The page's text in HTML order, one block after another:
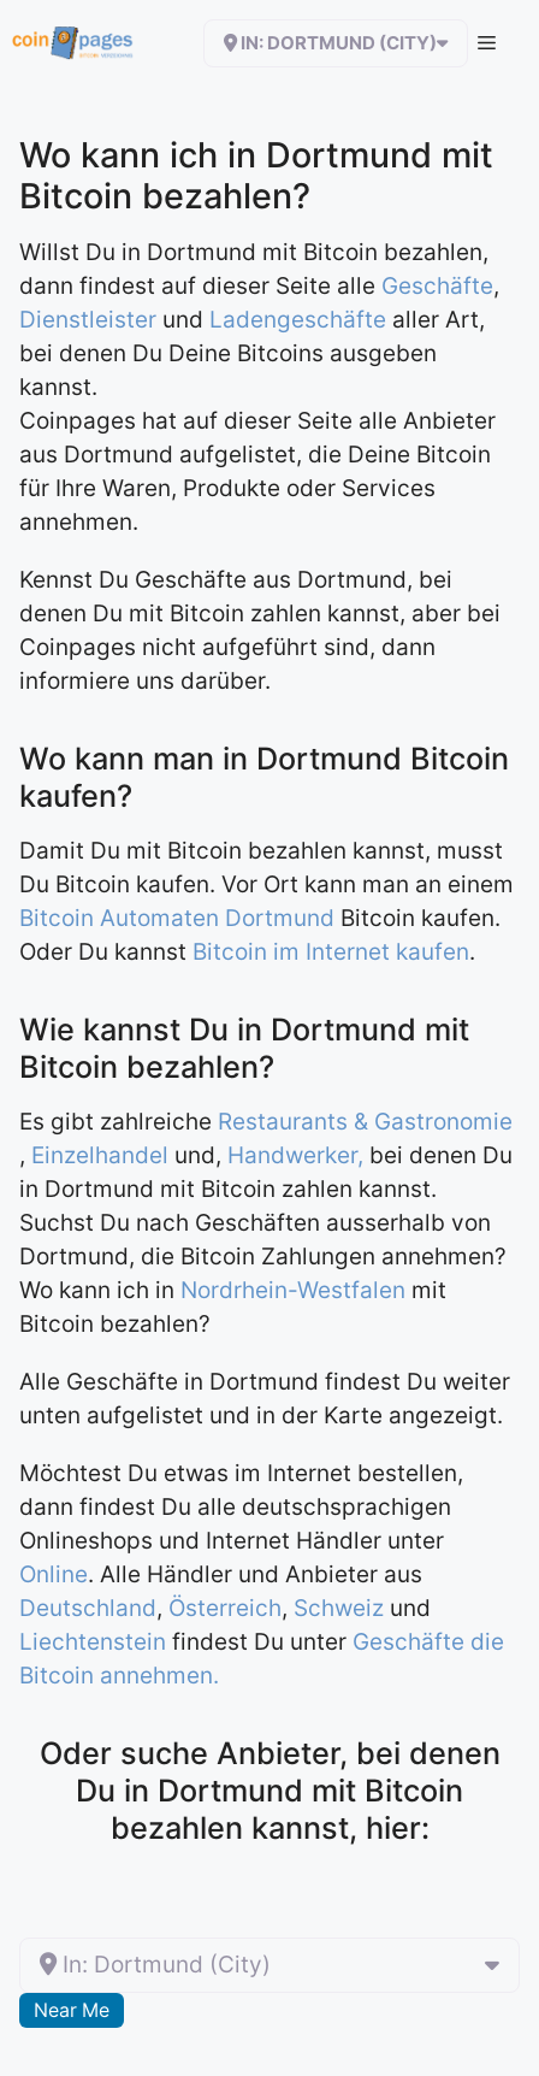
Inhalt
IN: DORTMUND (CITY)
Wo kann ich in Dortmund mit
Bitcoin bezahlen?
Willst Du in Dortmund mit Bitcoin bezahlen,
dann findest auf dieser Seite alle Geschäfte,
Dienstleister und Ladengeschäfte aller Art,
bei denen Du Deine Bitcoins ausgeben
kannst.
Coinpages hat auf dieser Seite alle Anbieter
aus Dortmund aufgelistet, die Deine Bitcoin
für Ihre Waren, Produkte oder Services
annehmen.
Kennst Du Geschäfte aus Dortmund, bei
denen Du mit Bitcoin zahlen kannst, aber bei
Coinpages nicht aufgeführt sind, dann
informiere uns darüber.
Wo kann man in Dortmund Bitcoin
kaufen?
Damit Du mit Bitcoin bezahlen kannst, musst
Du Bitcoin kaufen. Vor Ort kann man an einem
Bitcoin Automaten Dortmund Bitcoin kaufen.
Oder Du kannst Bitcoin im Internet kaufen.
Wie kannst Du in Dortmund mit
Bitcoin bezahlen?
Es gibt zahlreiche Restaurants & Gastronomie
, Einzelhandel und, Handwerker, bei denen Du
in Dortmund mit Bitcoin zahlen kannst.
Suchst Du nach Geschäften ausserhalb von
Dortmund, die Bitcoin Zahlungen annehmen?
Wo kann ich in Nordrhein-Westfalen mit
Bitcoin bezahlen?
Alle Geschäfte in Dortmund findest Du weiter
unten aufgelistet und in der Karte angezeigt.
Möchtest Du etwas im Internet bestellen,
dann findest Du alle deutschsprachigen
Onlineshops und Internet Händler unter
Online. Alle Händler und Anbieter aus
Deutschland, Österreich, Schweiz und
Liechtenstein findest Du unter Geschäfte die
Bitcoin annehmen.
Oder suche Anbieter, bei denen
Du in Dortmund mit Bitcoin
bezahlen kannst, hier:
In: Dortmund (City)
Near Me